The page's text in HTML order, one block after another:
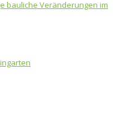
bauliche Veränderungen im